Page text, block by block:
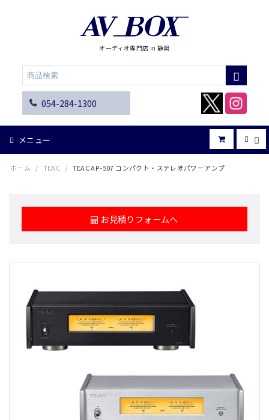
オーディオ専門店 in 静岡
054-284-1300
メニュー
ホーム / TEAC / TEAC AP-507 コンパクト・ステレオパワーアンプ
お見積りフォームへ